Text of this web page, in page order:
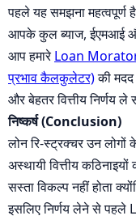
पहले यह समझना महत्वपूर्ण
आपके कुल ब्याज, ईएमआई
आप हमारेLoan
प्रभाव कैलकुलेटर)की
और बेहतर वित्तीय निर्णय
निष्कर्ष (Conclusion)
लोन रि-स्ट्रक्चर उन लोगों
अस्थायी वित्तीय
सस्ता विकल्प नहीं होता
इसलिए निर्णय लेने से